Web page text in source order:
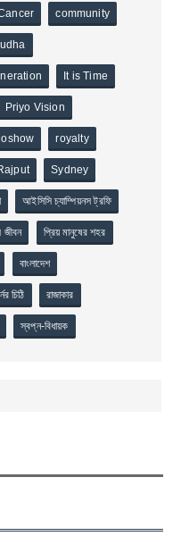
community
It is Time
Priyo Vision
royalty
Sydney
আইসিসি চ্যাম্পিয়নস ট্রফি
জীবন প্রিয় মানুষের শহর
বাংলাদেশ
চিঠি রাজাকার
স্বপ্ন-বিধায়ক